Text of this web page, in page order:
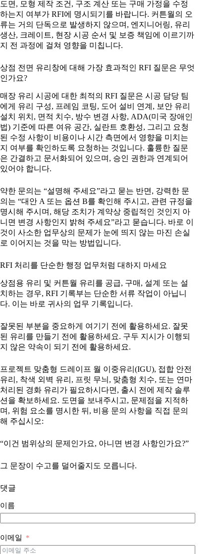
도면, 모형 제작 조건, 구조 계산 또는 구매 가정을 수정
하는지 여부가 RFI에 명시되기를 바랍니다. 커튼월의 오
류는 거의 단독으로 발생하지 않으며, 엔지니어링, 유리
생산, 크레이트, 현장 시공 순서 및 보증 책임에 이르기까
지 전 과정에 걸쳐 영향을 미칩니다.
상점 전면 유리창에 대해 가장 효과적인 RFI 질문은 무엇
인가요?
매장 유리 시공에 대한 최적의 RFI 질문은 시공 담당 팀
에게 유리 구성, 프레임 코팅, 도어 설비 연계, 보안 유리
설치 위치, 면적 치수, 방수 변경 사항, ADA(미국 장애인
법) 기준에 따른 여유 공간, 실란트 호환성, 그리고 요청
된 수정 사항이 비용이나 시간 측면에서 영향을 미치는
지 여부를 확인하도록 요청하는 것입니다. 훌륭한 질문
은 간결하고 문서화되어 있으며, 승인 권한과 연계되어
있어야 합니다.
약한 문의는 “설명해 주세요”라고 묻는 반면, 강력한 문
의는 “대안 A 또는 옵션 B를 확인해 주시고, 관련 규정을
명시해 주시며, 해당 조치가 계약상 중립적인 것인지 아
니면 변경 사항인지 밝혀 주세요”라고 묻습니다. 바로 이
것이 사소한 업무상의 문제가 눈에 띄지 않는 마진 손실
로 이어지는 것을 막는 방법입니다.
RFI 처리를 단순한 행정 업무처럼 대하지 마세요
상점용 유리 및 커튼월 유리를 공급, 구매, 설계 또는 설
치하는 경우, RFI 기록부는 단순한 서류 작업이 아닙니
다. 이는 바로 귀사의 업무 기록입니다.
잘못된 부분을 중요하게 여기기 전에 활용하세요. 잘못
된 유리를 만들기 전에 활용하세요. 구두 지시가 이행되
지 않은 약속이 되기 전에 활용하세요.
프로젝트 맞춤형 드레이프 월 이중유리(IGU), 접합 안전
유리, 착색 외벽 유리, 프릿 무늬, 맞춤형 치수, 또는 연마
처리된 경화 유리가 필요하시다면, 출시 전에 제작 솔루
션을 확보하세요. 도면을 보내주시고, 문제점을 지적하
며, 위험 요소를 명시한 뒤, 비용 문의 사항을 직접 문의
해 주십시오:
“이건 범위상의 문제인가요, 아니면 변경 사항인가요?”
그 문장이 수고를 덜어줄지도 모릅니다.
댓글
이름
이메일